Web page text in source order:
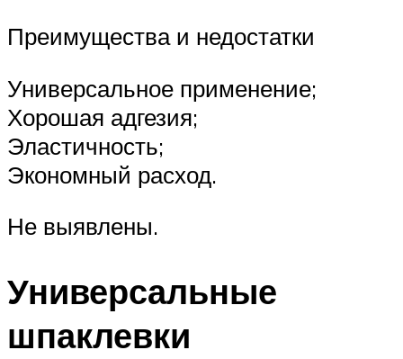
Преимущества и недостатки
Универсальное применение;
Хорошая адгезия;
Эластичность;
Экономный расход.
Не выявлены.
Универсальные
шпаклевки